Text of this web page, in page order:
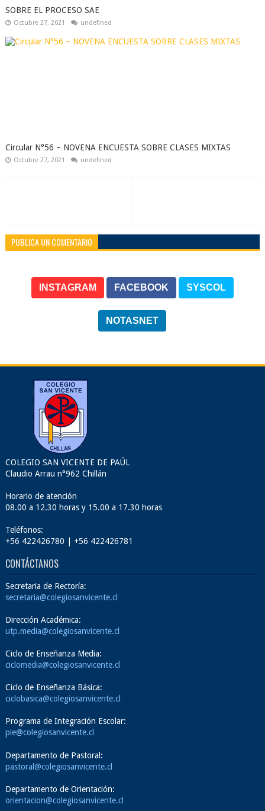
SOBRE EL PROCESO SAE
Octubre 27, 2021 undefined
Circular N°56 – NOVENA ENCUESTA SOBRE CLASES MIXTAS
Octubre 27, 2021 undefined
PUBLICA UN COMENTARIO
INSTAGRAM FACEBOOK SYSCOL
NOTASNET
COLEGIO SAN VICENTE DE PAÚL
Claudio Arrau n°962 Chillán
Horario de atención
08.00 a 12.30 horas y 15.00 a 17.30 horas
Teléfonos:
+56 422426780 | +56 422426781
CONTÁCTANOS
Secretaria de Rectoría:
secretaria@colegiosanvicente.cl
Dirección Académica:
utp.media@colegiosanvicente.cl
Ciclo de Enseñanza Media:
ciclomedia@colegiosanvicente.cl
Ciclo de Enseñanza Básica:
ciclobasica@colegiosanvicente.cl
Programa de Integración Escolar:
pie@colegiosanvicente.cl
Departamento de Pastoral:
pastoral@colegiosanvicente.cl
Departamento de Orientación:
orientacion@colegiosanvicente.cl